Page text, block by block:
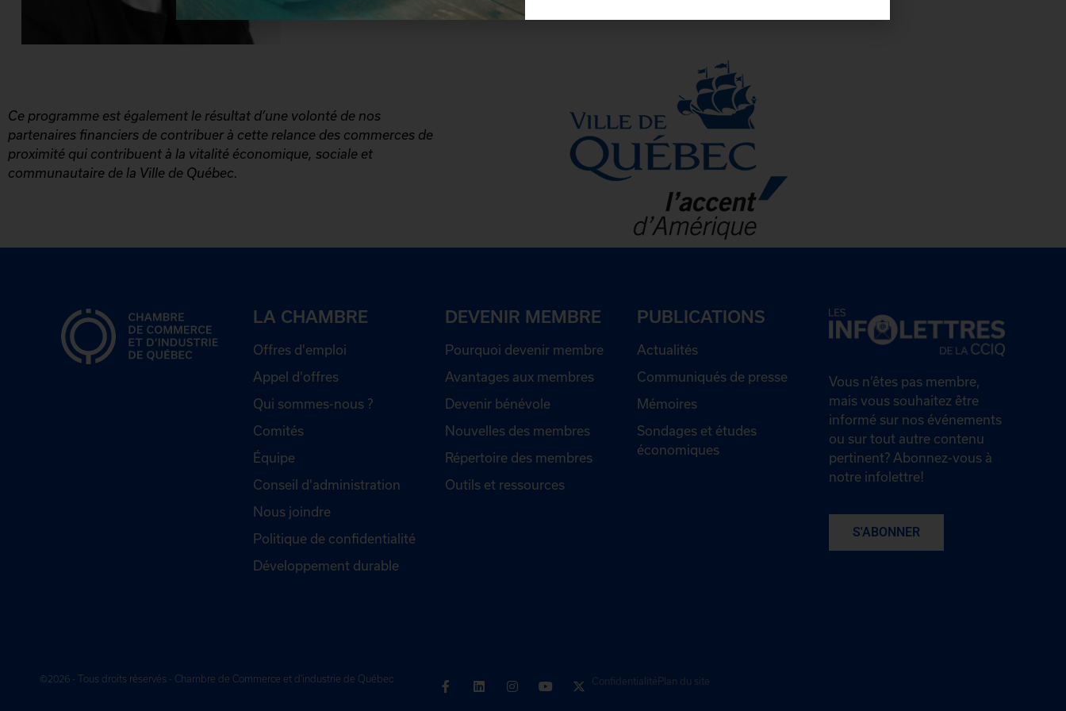
Ce programme est également le résultat d’une volonté de nos
partenaires financiers de contribuer à cette relance des commerces de
proximité qui contribuent à la vitalité économique, sociale et
communautaire de la Ville de Québec.
LA CHAMBRE
Offres d'emploi
Appel d'offres
Qui sommes-nous ?
Comités
Équipe
Conseil d'administration
Nous joindre
Politique de confidentialité
Développement durable
DEVENIR MEMBRE
Pourquoi devenir membre
Avantages aux membres
Devenir bénévole
Nouvelles des membres
Répertoire des membres
Outils et ressources
PUBLICATIONS
Actualités
Communiqués de presse
Mémoires
Sondages et études
économiques
Vous n’êtes pas membre,
mais vous souhaitez être
informé sur nos événements
ou sur tout autre contenu
pertinent? Abonnez-vous à
notre infolettre!
S'ABONNER
©2026 - Tous droits réservés - Chambre de Commerce et d'industrie de Québec Confidentialité Plan du site